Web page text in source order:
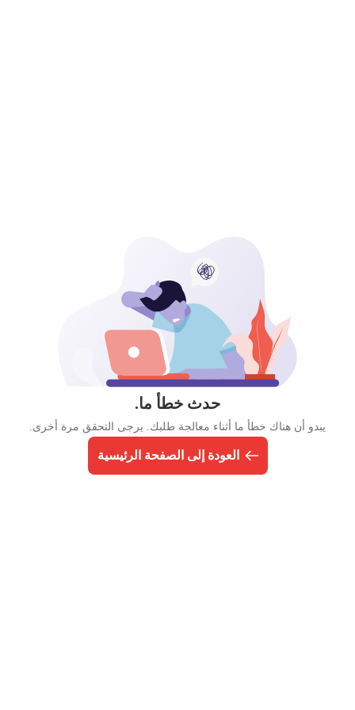
حدث خطأ ما.
يبدو أن هناك خطأ ما أثناء معالجة طلبك. يرجى التحقق مرة أخرى.
العودة إلى الصفحة الرئيسية